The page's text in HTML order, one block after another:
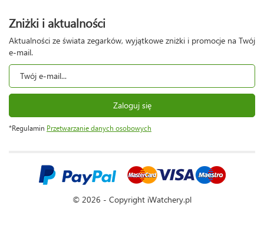
Zniżki i aktualności
Aktualności ze świata zegarków, wyjątkowe zniżki i promocje na Twój
e-mail.
Zaloguj się
*Regulamin Przetwarzanie danych osobowych
© 2026 - Copyright iWatchery.pl